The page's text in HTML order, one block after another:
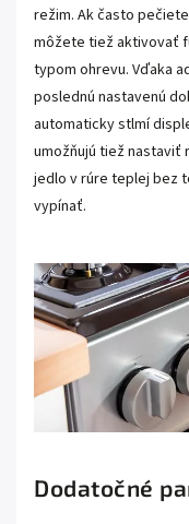
režim. Ak často
môžete tiež aktivovať
typom ohrevu. Vďaka
poslednú nastavenú
automaticky stlmí
umožňujú tiež nastaviť
jedlo v rúre teplej bez
vypínať.
Dodatočné